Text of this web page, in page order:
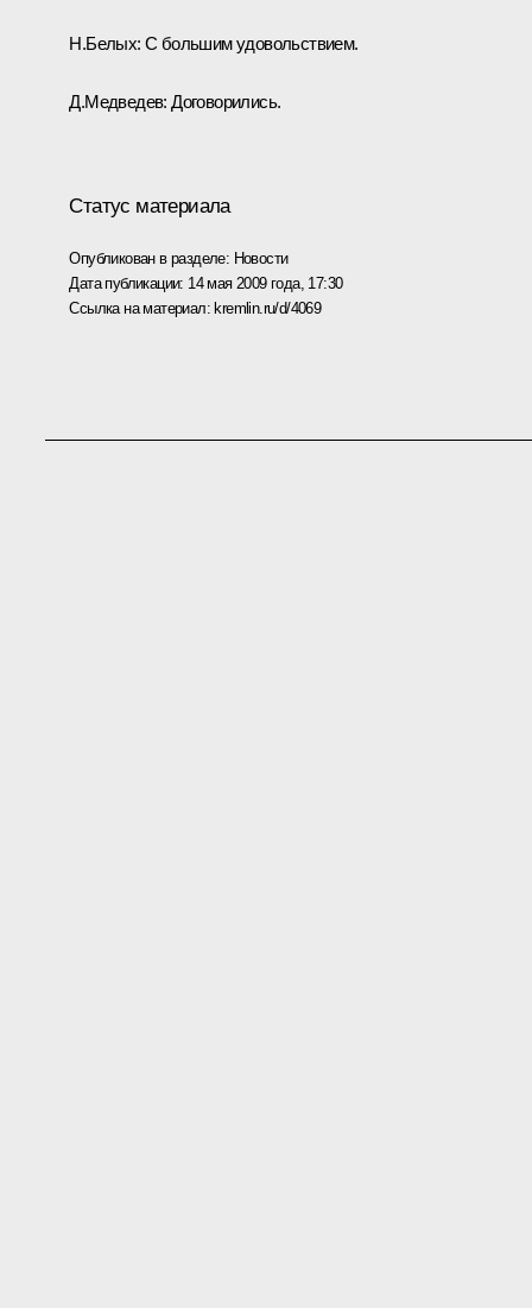
Н.Белых: С большим удовольствием.
Д.Медведев: Договорились.
Статус материала
Опубликован в разделе: Новости
Дата публикации: 14 мая 2009 года, 17:30
Ссылка на материал:kremlin.ru/d/4069